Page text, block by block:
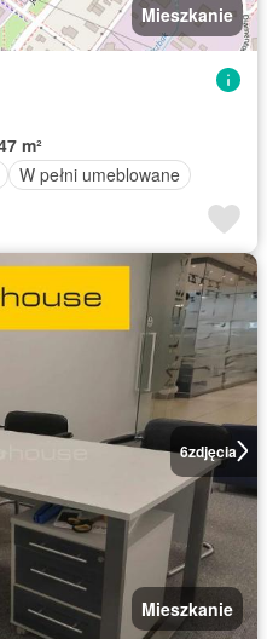
Mieszkanie
m²
W pełni umeblowane
6zdjęcia
Mieszkanie